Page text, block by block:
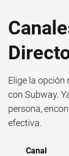
Elige la
con Subway.
persona,
efectiva.
Canal